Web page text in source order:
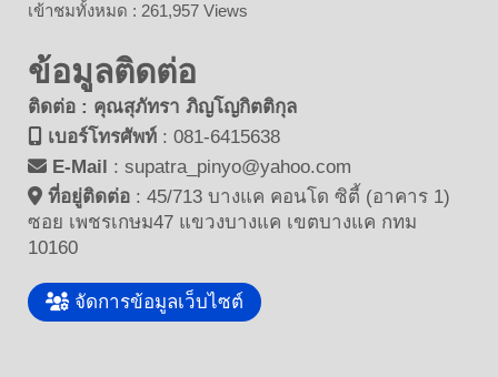
เข้าชมทั้งหมด : 261,957 Views
ข้อมูลติดต่อ
ติดต่อ : คุณสุภัทรา ภิญโญกิตติกุล
เบอร์โทรศัพท์ : 081-6415638
E-Mail
: supatra_pinyo@yahoo.com
ที่อยู่ติดต่อ : 45/713 บางแค คอนโด ซิตี้ (อาคาร 1)
ซอย เพชรเกษม47 แขวงบางแค เขตบางแค กทม
10160
จัดการข้อมูลเว็บไซต์